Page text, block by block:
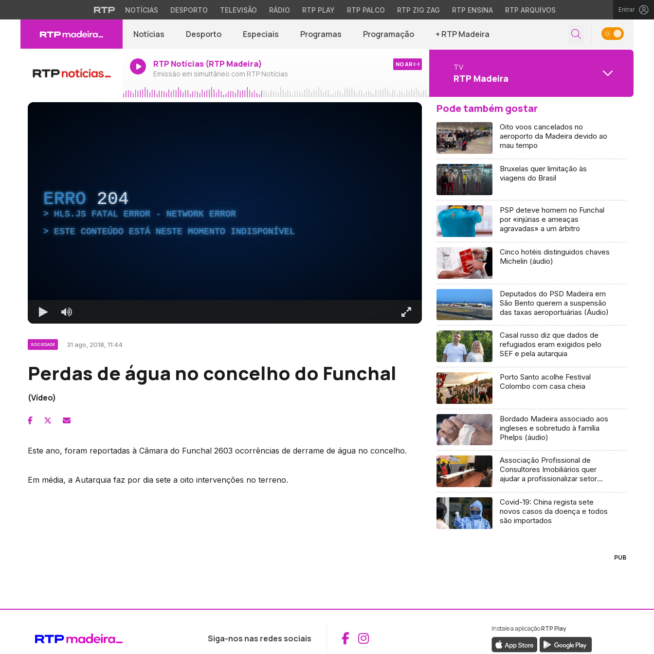
NOTÍCIAS DESPORTO TELEVISÃO RÁDIO RTP PLAY RTP PALCO RTP ZIG ZAG RTP ENSINA RTP ARQUIVOS Entrar
Notícias Desporto Especiais Programas Programação + RTP Madeira
RTP Notícias (RTP Madeira)
Emissão em simultâneo com RTP Notícias
NO AR TV
RTP Madeira
ERRO 204
HLS.JS FATAL ERROR - NETWORK ERROR
ESTE CONTEÚDO ESTÁ NESTE MOMENTO INDISPONÍVEL
SOCIEDADE 31 ago, 2018, 11:44
Perdas de água no concelho do Funchal
(Vídeo)
Este ano, foram reportadas à Câmara do Funchal 2603 ocorrências de derrame de água no concelho.
Em média, a Autarquia faz por dia sete a oito intervenções no terreno.
Pode também gostar
Oito voos cancelados no
aeroporto da Madeira devido ao
mau tempo
Bruxelas quer limitação às
viagens do Brasil
PSP deteve homem no Funchal
por «injúrias e ameaças
agravadas» a um árbitro
Cinco hotéis distinguidos chaves
Michelin (áudio)
Deputados do PSD Madeira em
São Bento querem a suspensão
das taxas aeroportuárias (Áudio)
Casal russo diz que dados de
refugiados eram exigidos pelo
SEF e pela autarquia
Porto Santo acolhe Festival
Colombo com casa cheia
Bordado Madeira associado aos
ingleses e sobretudo à família
Phelps (áudio)
Associação Profissional de
Consultores Imobiliários quer
ajudar a profissionalizar setor
Covid-19: China regista sete
novos casos da doença e todos
são importados
PUB
Siga-nos nas redes sociais Aceder ao Facebook da RTP Madeira
Aceder ao Instagram da RTP Madeira
Instale a aplicaçãoRTP Play